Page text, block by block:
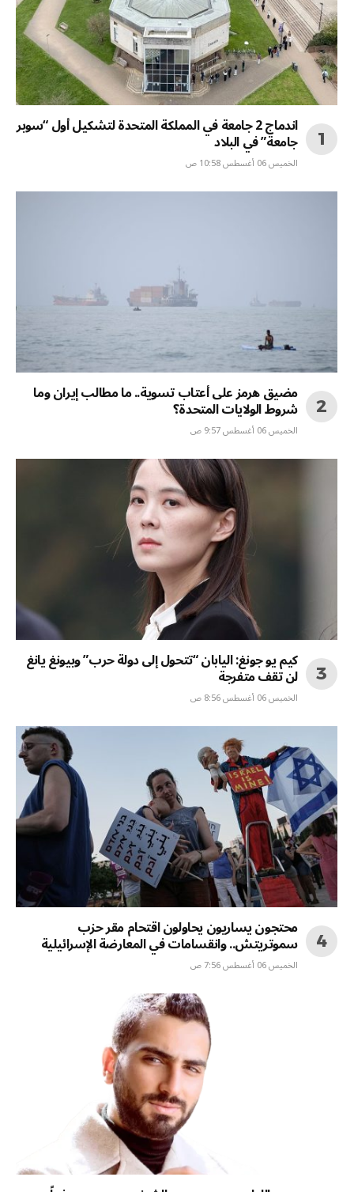
اندماج 2 جامعة في المملكة المتحدة لتشكيل أول “سوبر
جامعة” في البلاد
الخميس 06 أغسطس 10:58 ص
مضيق هرمز على أعتاب تسوية.. ما مطالب إيران وما
شروط الولايات المتحدة؟
الخميس 06 أغسطس 9:57 ص
كيم يو جونغ: اليابان “تتحول إلى دولة حرب” وبيونغ يانغ
لن تقف متفرجة
الخميس 06 أغسطس 8:56 ص
محتجون يساريون يحاولون اقتحام مقر حزب
سموتريتش.. وانقسامات في المعارضة الإسرائيلية
الخميس 06 أغسطس 7:56 ص